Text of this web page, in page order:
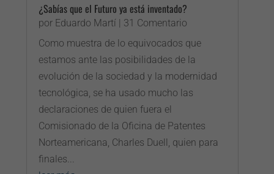
¿Sabías que el Futuro ya está inventado?
por Eduardo Martí | 31 Comentario
Como muestra de lo equivocados que
estamos ante las posibilidades de la
evolución de la sociedad y la modernidad
tecnológica, se ha usado mucho las
declaraciones de quien fuera el
Comisionado de la Oficina de Patentes
Norteamericana, Charles Duell, quien para
finales...